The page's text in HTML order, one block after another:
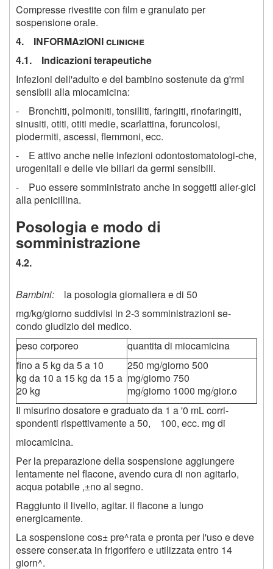
Compresse rivestite con film e granulato per
sospensione orale.
4. INFORMAzIONI cliniche
4.1. Indicazioni terapeutiche
Infezioni dell'adulto e del bambino sostenute da g'rmi
sensibili alla miocamicina:
- Bronchiti, polmoniti, tonsilliti, faringiti, rinofaringiti,
sinusiti, otiti, otiti medie, scarlattina, foruncolosi,
piodermiti, ascessi, flemmoni, ecc.
- E attivo anche nelle infezioni odontostomatologi-che,
urogenitali e delle vie biliari da germi sensibili.
- Puo essere somministrato anche in soggetti aller-gici
alla penicillina.
Posologia e modo di
somministrazione
4.2.
Bambini: la posologia giornaliera e di 50
mg/kg/giorno suddivisi in 2-3 somministrazioni se-
condo giudizio del medico.
peso corporeo
quantita di miocamicina
fino a 5 kg da 5 a 10
kg da 10 a 15 kg da 15 a
20 kg
250 mg/giorno 500
mg/giorno 750
mg/giorno 1000 mg/gior.o
Il misurino dosatore e graduato da 1 a '0 mL corri-
spondenti rispettivamente a 50, 100, ecc. mg di
miocamicina.
Per la preparazione della sospensione aggiungere
lentamente nel flacone, avendo cura di non agitarlo,
acqua potabile ,±no al segno.
Raggiunto il livello, agitar. il flacone a lungo
energicamente.
La sospensione cos± pre^rata e pronta per l'uso e deve
essere conser.ata in frigorifero e utilizzata entro 14
giorn^.